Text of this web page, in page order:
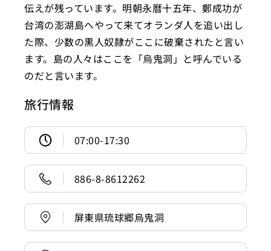
伝えが残っています。明朝永暦十五年、鄭成功が
台湾の澎湖島へやって来てオランダ人を追い出し
た際、少数の黒人奴隷がここに破棄されたと言い
ます。島の人々はここを「烏鬼洞」と呼んでいる
のだと言います。
旅行情報
07:00-17:30
886-8-8612262
屏東県琉球郷烏鬼洞